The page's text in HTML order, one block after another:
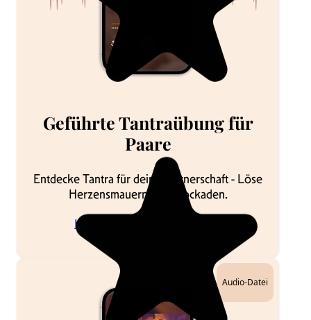
Geführte Tantraübung für
Paare
Entdecke Tantra für deine Partnerschaft - Löse
Herzensmauern und Blockaden.
KOSTENLOS DOWNLOADEN
Audio-Datei